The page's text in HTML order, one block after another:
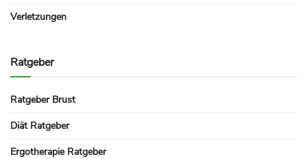
Verletzungen
Ratgeber
Ratgeber Brust
Diät Ratgeber
Ergotherapie Ratgeber